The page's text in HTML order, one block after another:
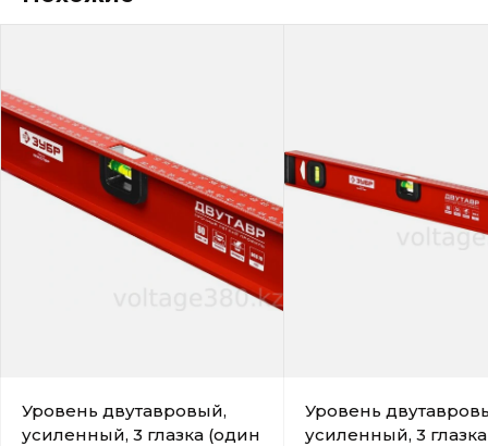
Уровень двутавровый,
усиленный, 3 глазка (один
Уровень
усиленный, 3